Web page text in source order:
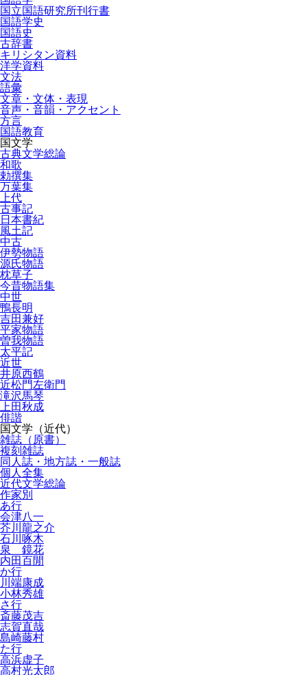
国立国語研究所刊行書
国語学史
国語史
古辞書
キリシタン資料
洋学資料
文法
語彙
文章・文体・表現
音声・音韻・アクセント
方言
国語教育
国文学
古典文学総論
和歌
勅撰集
万葉集
上代
古事記
日本書紀
風土記
中古
伊勢物語
源氏物語
枕草子
今昔物語集
中世
鴨長明
吉田兼好
平家物語
曽我物語
太平記
近世
井原西鶴
近松門左衛門
滝沢馬琴
上田秋成
俳諧
国文学（近代）
雑誌（原書）
複刻雑誌
同人誌・地方誌・一般誌
個人全集
近代文学総論
作家別
あ行
会津八一
芥川龍之介
石川啄木
泉 鏡花
内田百閒
か行
川端康成
小林秀雄
さ行
斎藤茂吉
志賀直哉
島崎藤村
た行
高浜虚子
高村光太郎